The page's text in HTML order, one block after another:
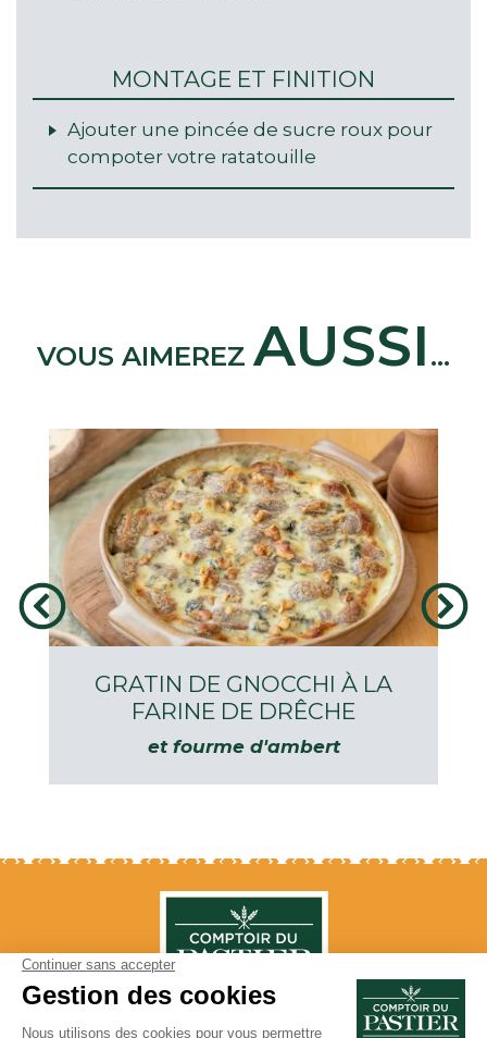
MONTAGE ET FINITION
Ajouter une pincée de sucre roux pour
compoter votre ratatouille
VOUS AIMEREZ AUSSI ...
GRATIN DE GNOCCHI À LA
FARINE DE DRÊCHE
et fourme d'ambert